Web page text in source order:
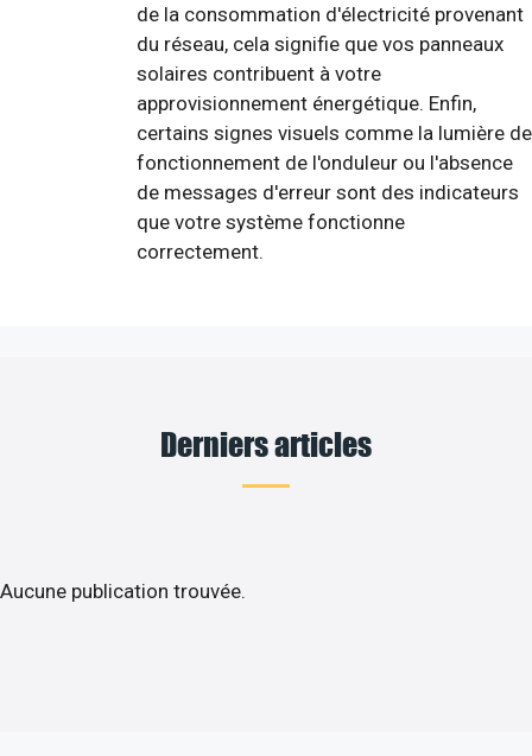
de la consommation d'électricité provenant
du réseau, cela signifie que vos panneaux
solaires contribuent à votre
approvisionnement énergétique. Enfin,
certains signes visuels comme la lumière de
fonctionnement de l'onduleur ou l'absence
de messages d'erreur sont des indicateurs
que votre système fonctionne
correctement.
Derniers articles
Aucune publication trouvée.